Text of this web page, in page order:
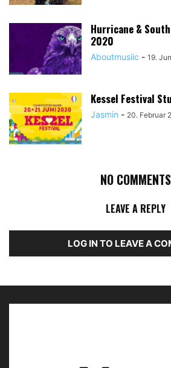
Hurricane &
2020
Aboutmusiic - 19.
Kessel Festival
Jasmin - 20. Februar
NO COMMENTS
LEAVE A REPLY
LOG IN TO LEAVE A